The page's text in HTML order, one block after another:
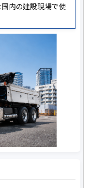
国内の建設現場で使